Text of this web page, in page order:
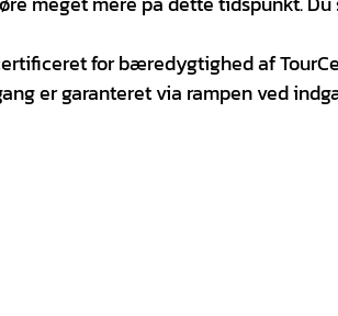
for bæredygtighed af
er garanteret via rampen ved